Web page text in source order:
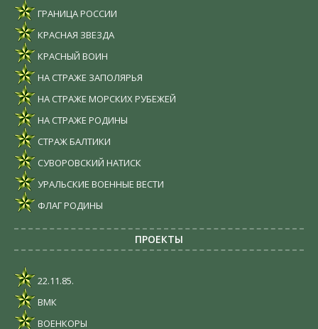
ГРАНИЦА РОССИИ
КРАСНАЯ ЗВЕЗДА
КРАСНЫЙ ВОИН
НА СТРАЖЕ ЗАПОЛЯРЬЯ
НА СТРАЖЕ МОРСКИХ РУБЕЖЕЙ
НА СТРАЖЕ РОДИНЫ
СТРАЖ БАЛТИКИ
СУВОРОВСКИЙ НАТИСК
УРАЛЬСКИЕ ВОЕННЫЕ ВЕСТИ
ФЛАГ РОДИНЫ
ПРОЕКТЫ
22.11.85.
ВМК
ВОЕНКОРЫ